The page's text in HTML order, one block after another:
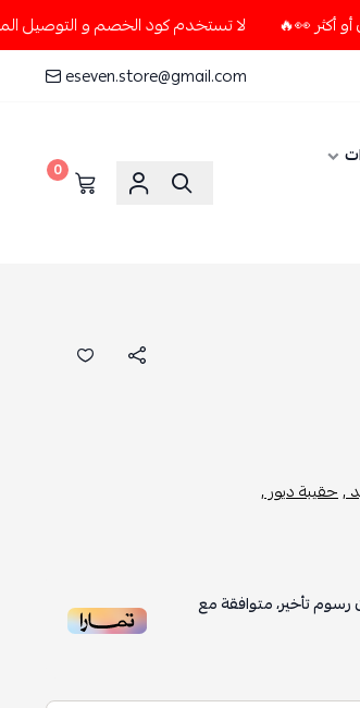
لا تستخدم كود الخصم و التوصيل المجاني " N7 " إلا إذا طلبت قطعتين أو أكثر 👀🔥
eseven.store@gmail.com
0
,حقيبة ديور ,
تأخير، متوافقة مع